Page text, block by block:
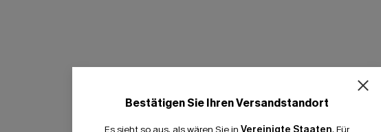
Bestätigen Sie Ihren Versandstandort
Es sieht so aus, als wären Sie in Vereinigte Staaten. Für